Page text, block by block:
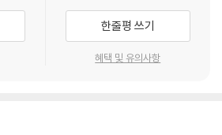
한줄평 쓰기
혜택 및 유의사항